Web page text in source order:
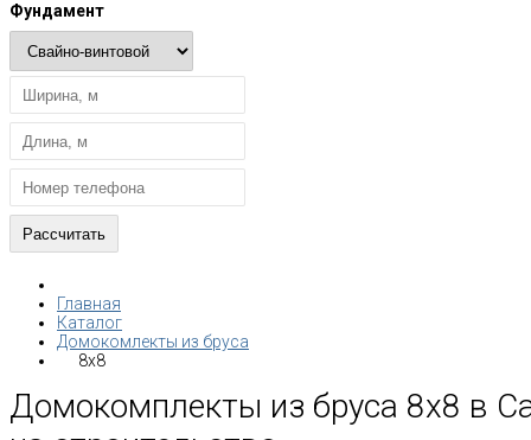
Фундамент
Главная
Каталог
Домокомлекты из бруса
8x8
Домокомплекты из бруса 8х8 в